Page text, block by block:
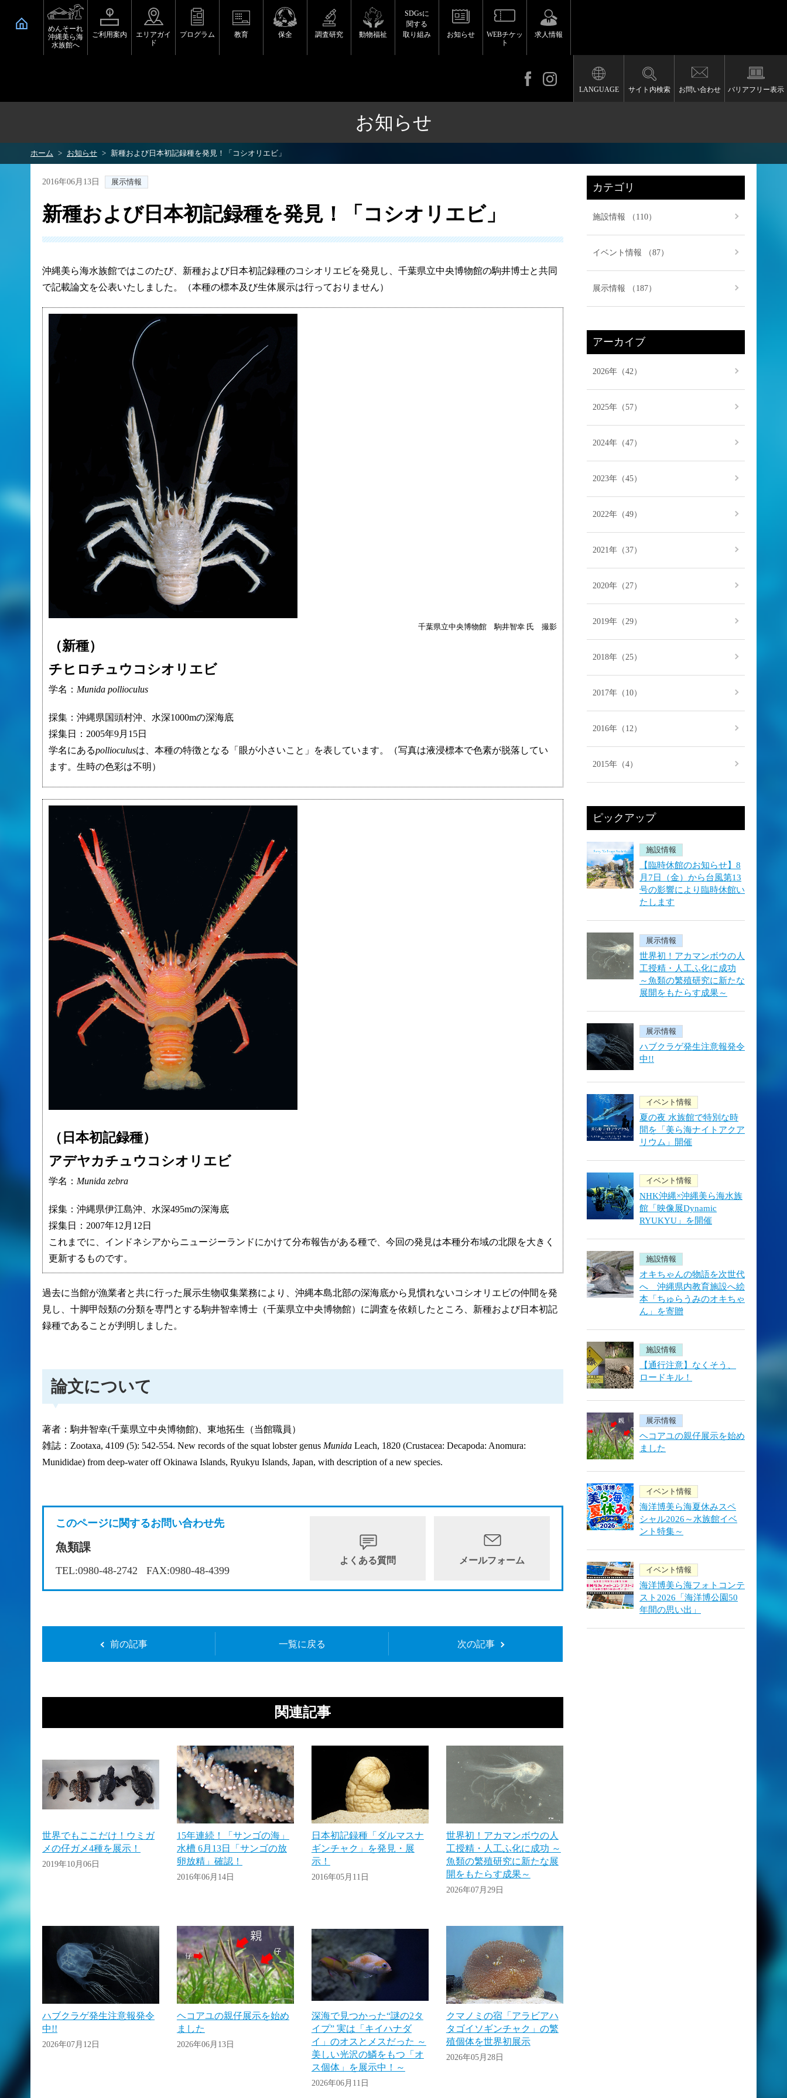
めんそーれ
沖縄美ら海
水族館へ
ご利用案内
エリアガイ
ド
プログラム 教育 保全 調査研究 動物福祉
SDGsに
関する
取り組み
お知らせ
WEBチケッ
ト
求人情報
LANGUAGE サイト内検索 お問い合わせ バリアフリー表示
お知らせ
ホーム お知らせ 新種および日本初記録種を発見！「コシオリエビ」
2016年06月13日 展示情報
新種および日本初記録種を発見！「コシオリエビ」
沖縄美ら海水族館ではこのたび、新種および日本初記録種のコシオリエビを発見し、千葉県立中央博物館の駒井博士と共同
で記載論文を公表いたしました。（本種の標本及び生体展示は行っておりません）
千葉県立中央博物館 駒井智幸 氏 撮影
（新種）
チヒロチュウコシオリエビ
学名： Munida pollioculus
採集：沖縄県国頭村沖、水深1000mの深海底
採集日：2005年9月15日
学名にあるpollioculusは、本種の特徴となる「眼が小さいこと」を表しています。（写真は液浸標本で色素が脱落してい
ます。生時の色彩は不明）
（日本初記録種）
アデヤカチュウコシオリエビ
学名： Munida zebra
採集：沖縄県伊江島沖、水深495mの深海底
採集日：2007年12月12日
これまでに、インドネシアからニュージーランドにかけて分布報告がある種で、今回の発見は本種分布域の北限を大きく
更新するものです。
過去に当館が漁業者と共に行った展示生物収集業務により、沖縄本島北部の深海底から見慣れないコシオリエビの仲間を発
見し、十脚甲殻類の分類を専門とする駒井智幸博士（千葉県立中央博物館）に調査を依頼したところ、新種および日本初記
録種であることが判明しました。
論文について
著者：駒井智幸(千葉県立中央博物館)、東地拓生（当館職員）
雑誌：Zootaxa, 4109 (5): 542-554. New records of the squat lobster genus Munida Leach, 1820 (Crustacea: Decapoda: Anomura:
Munididae) from deep-water off Okinawa Islands, Ryukyu Islands, Japan, with description of a new species.
このページに関するお問い合わせ先
魚類課
TEL:0980-48-2742 FAX:0980-48-4399
よくある質問 メールフォーム
前の記事 一覧に戻る 次の記事
関連記事
世界でもここだけ！ウミガ
メの仔ガメ4種を展示！
2019年10月06日
15年連続！「サンゴの海」
水槽 6月13日「サンゴの放
卵放精」確認！
2016年06月14日
日本初記録種「ダルマスナ
ギンチャク」を発見・展
示！
2016年05月11日
世界初！アカマンボウの人
工授精・人工ふ化に成功 ～
魚類の繁殖研究に新たな展
開をもたらす成果～
2026年07月29日
ハブクラゲ発生注意報発令
中!!
2026年07月12日
ヘコアユの親仔展示を始め
ました
2026年06月13日
深海で見つかった“謎の2タ
イプ” 実は「キイハナダ
イ」のオスとメスだった ～
美しい光沢の鱗をもつ「オ
ス個体」を展示中！～
2026年06月11日
クマノミの宿「アラビアハ
タゴイソギンチャク」の繁
殖個体を世界初展示
2026年05月28日
カテゴリ
施設情報 （110）
イベント情報 （87）
展示情報 （187）
アーカイブ
2026年（42）
2025年（57）
2024年（47）
2023年（45）
2022年（49）
2021年（37）
2020年（27）
2019年（29）
2018年（25）
2017年（10）
2016年（12）
2015年（4）
ピックアップ
施設情報
【臨時休館のお知らせ】8
月7日（金）から台風第13
号の影響により臨時休館い
たします
展示情報
世界初！アカマンボウの人
工授精・人工ふ化に成功
～魚類の繁殖研究に新たな
展開をもたらす成果～
展示情報
ハブクラゲ発生注意報発令
中!!
イベント情報
夏の夜 水族館で特別な時
間を「美ら海ナイトアクア
リウム」開催
イベント情報
NHK沖縄×沖縄美ら海水族
館「映像展Dynamic
RYUKYU」を開催
施設情報
オキちゃんの物語を次世代
へ 沖縄県内教育施設へ絵
本「ちゅらうみのオキちゃ
ん」を寄贈
施設情報
【通行注意】なくそう、
ロードキル！
展示情報
ヘコアユの親仔展示を始め
ました
イベント情報
海洋博美ら海夏休みスペ
シャル2026～水族館イベ
ント特集～
イベント情報
海洋博美ら海フォトコンテ
スト2026「海洋博公園50
年間の思い出」